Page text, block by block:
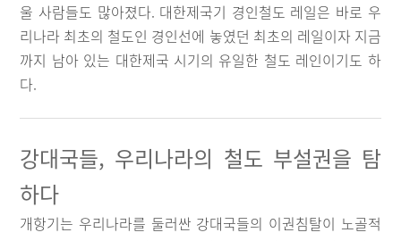
울 사람들도 많아졌다. 대한제국기 경인철도 레일은 바로 우
리나라 최초의 철도인 경인선에 놓였던 최초의 레일이자 지금
까지 남아 있는 대한제국 시기의 유일한 철도 레인이기도 하
다.
강대국들, 우리나라의 철도 부설권을 탐
하다
개항기는 우리나라를 둘러싼 강대국들의 이권침탈이 노골적